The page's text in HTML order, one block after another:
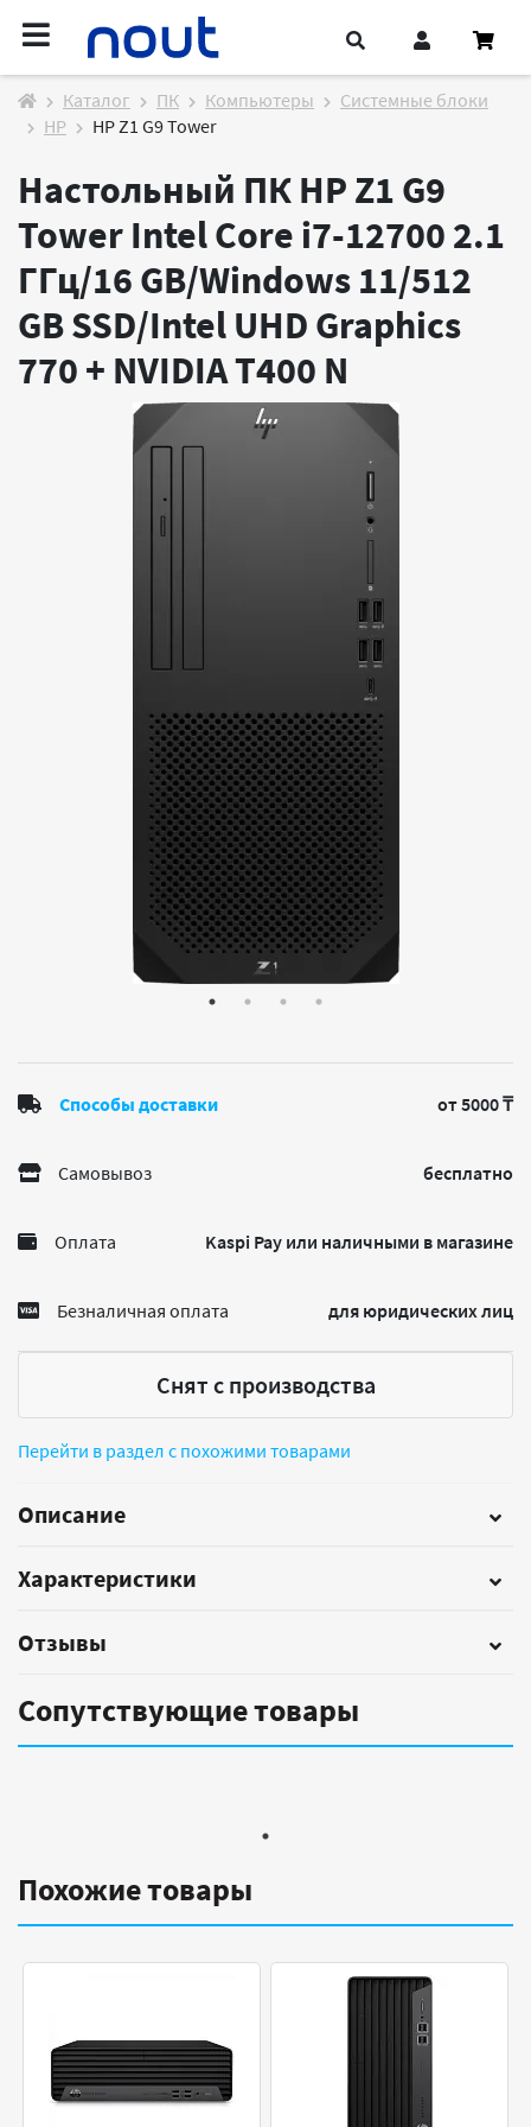
Каталог ПК Компьютеры
Системные блоки
HP
HP Z1 G9 Tower
Настольный ПК HP Z1 G9
Tower Intel Core i7-12700 2.1
ГГц/16 GB/Windows 11/512
GB SSD/Intel UHD Graphics
770 + NVIDIA T400 N
Способы доставки от 5000 ₸
Самовывоз бесплатно
Оплата Kaspi Pay или наличными в магазине
Безналичная оплата для юридических лиц
Снят с производства
Перейти в раздел с похожими товарами
Описание
Характеристики
Отзывы
Сопутствующие товары
Похожие товары